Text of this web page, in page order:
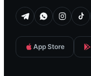
App Store